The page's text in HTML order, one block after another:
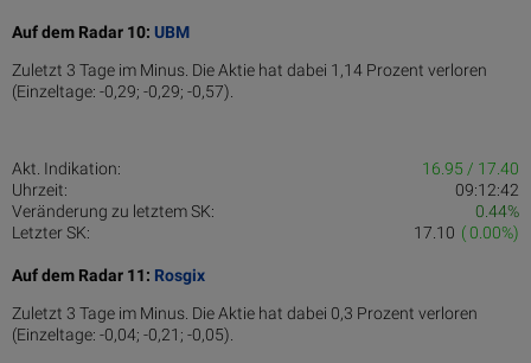
Auf dem Radar 10: UBM
Zuletzt 3 Tage im Minus. Die Aktie hat dabei 1,14 Prozent verloren
(Einzeltage: -0,29; -0,29; -0,57).
Akt. Indikation:
16.95 / 17.40
Uhrzeit:
09:12:42
Veränderung zu letztem SK:
0.44%
Letzter SK:
( 0.00%)
17.10
Auf dem Radar 11: Rosgix
Zuletzt 3 Tage im Minus. Die Aktie hat dabei 0,3 Prozent verloren
(Einzeltage: -0,04; -0,21; -0,05).